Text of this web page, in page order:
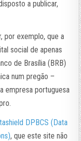
a publicar,
por exemplo, que a
social de apenas
de Brasília (BRB)
num pregão –
empresa portuguesa
DPBCS (Data
, que este site não